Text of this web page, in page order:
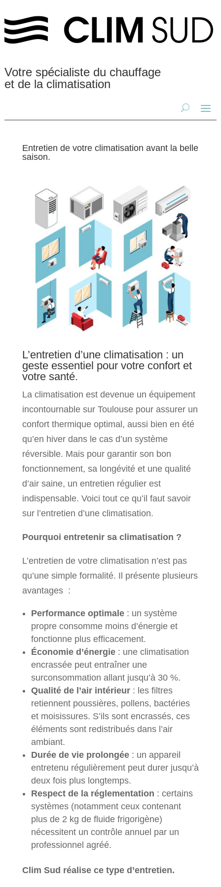
Votre spécialiste du chauffage
et de la climatisation
Entretien de votre climatisation avant la belle
saison.
L’entretien d’une climatisation : un
geste essentiel pour votre confort et
votre santé.
La climatisation est devenue un équipement
incontournable sur Toulouse pour assurer un
confort thermique optimal, aussi bien en été
qu’en hiver dans le cas d’un système
réversible. Mais pour garantir son bon
fonctionnement, sa longévité et une qualité
d’air saine, un entretien régulier est
indispensable. Voici tout ce qu’il faut savoir
sur l’entretien d’une climatisation.
Pourquoi entretenir sa climatisation ?
L’entretien de votre climatisation n’est pas
qu’une simple formalité. Il présente plusieurs
avantages :
Performance optimale: un système
propre consomme moins d’énergie et
fonctionne plus efficacement.
Économie d’énergie: une climatisation
encrassée peut entraîner une
surconsommation allant jusqu’à 30 %.
Qualité de l’air intérieur: les filtres
retiennent poussières, pollens, bactéries
et moisissures. S’ils sont encrassés, ces
éléments sont redistribués dans l’air
ambiant.
Durée de vie prolongée: un appareil
entretenu régulièrement peut durer jusqu’à
deux fois plus longtemps.
Respect de la réglementation : certains
systèmes (notamment ceux contenant
plus de 2 kg de fluide frigorigène)
nécessitent un contrôle annuel par un
professionnel agréé.
Clim Sud réalise ce type d’entretien.